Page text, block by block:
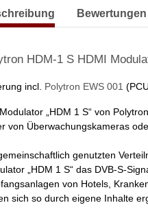
Registerkarten anzeigen
Bewertungen
HDM-1 S HDMI
incl. Polytron EWS 001
„HDM 1 S“ von
von Überwachungskameras
genutzten
„HDM 1 S“ das DVB-S-
von Hotels,
sich so durch eigene Inhalte